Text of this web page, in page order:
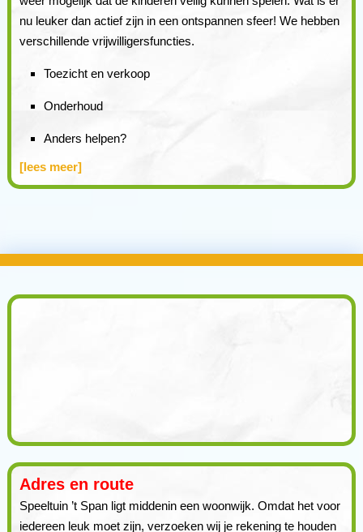
nu leuker dan actief zijn in een ontspannen sfeer! We hebben
verschillende vrijwilligersfuncties.
Toezicht en verkoop
Onderhoud
Anders helpen?
[lees meer]
Adres en route
Speeltuin ’t Span ligt middenin een woonwijk. Omdat het voor
iedereen leuk moet zijn, verzoeken wij je rekening te houden